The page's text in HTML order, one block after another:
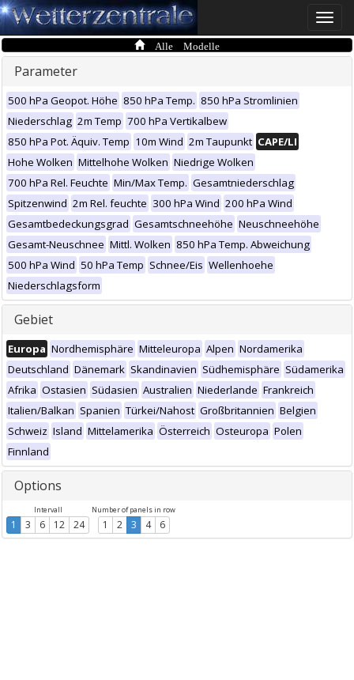
Toggle
Alle Modelle
Parameter
500 hPa Geopot. Höhe 850 hPa Temp. 850 hPa Stromlinien
Niederschlag 2m Temp 700 hPa Vertikalbew
850 hPa Pot. Äquiv. Temp 10m Wind 2m Taupunkt CAPE/LI
Hohe Wolken Mittelhohe Wolken Niedrige Wolken
700 hPa Rel. Feuchte Min/Max Temp. Gesamtniederschlag
Spitzenwind 2m Rel. feuchte 300 hPa Wind 200 hPa Wind
Gesamtbedeckungsgrad Gesamtschneehöhe Neuschneehöhe
Gesamt-Neuschnee Mittl. Wolken 850 hPa Temp. Abweichung
500 hPa Wind 50 hPa Temp Schnee/Eis Wellenhoehe
Niederschlagsform
Gebiet
Europa Nordhemisphäre Mitteleuropa Alpen Nordamerika
Deutschland Dänemark Skandinavien Südhemisphäre Südamerika
Afrika Ostasien Südasien Australien Niederlande Frankreich
Italien/Balkan Spanien Türkei/Nahost Großbritannien Belgien
Schweiz Island Mittelamerika Österreich Osteuropa Polen
Finnland
Options
Intervall
1 3 6 12 24
Number of panels in row
1 2 3 4 6